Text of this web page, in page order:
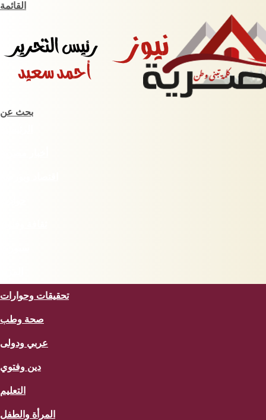
القائمة
بحث عن
تحقيقات وحوارات
صحة وطب
عربي ودولى
دين وفتوي
التعليم
المرأة والطفل